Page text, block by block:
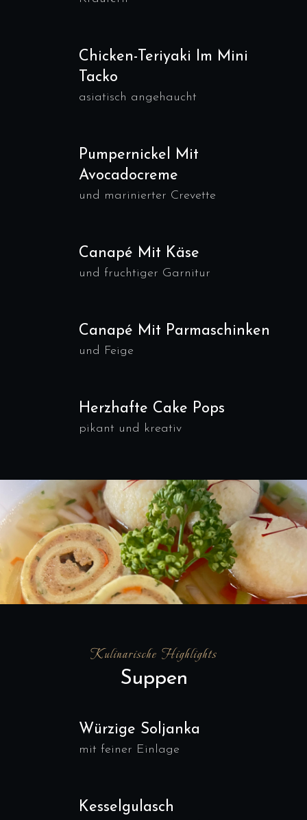
Chicken-Teriyaki Im Mini
Tacko
asiatisch angehaucht
Pumpernickel Mit
Avocadocreme
und marinierter Crevette
Canapé Mit Käse
und fruchtiger Garnitur
Canapé Mit Parmaschinken
und Feige
Herzhafte Cake Pops
pikant und kreativ
Kulinarische Highlights
Suppen
Würzige Soljanka
mit feiner Einlage
Kesselgulasch